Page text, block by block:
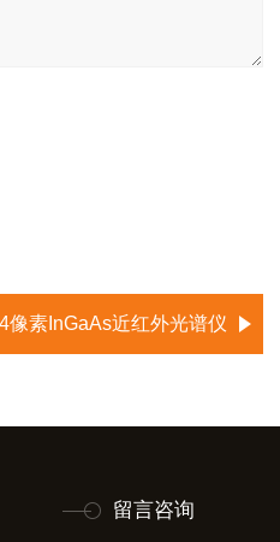
像素InGaAs近红外光谱仪
留言咨询